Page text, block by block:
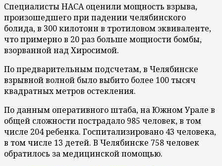
Специалисты НАСА оценили мощность взрыва,
произошедшего при падении челябинского
болида, в 300 килотонн в тротиловом эквиваленте,
что примерно в 20 раз больше мощности бомбы,
взорванной над Хиросимой.
По предварительным подсчетам, в Челябинске
взрывной волной было выбито более 100 тысяч
квадратных метров остекления.
По данным оперативного штаба, на Южном Урале в
общей сложности пострадало 985 человек, в том
числе 204 ребенка. Госпитализировано 43 человека,
в том числе 13 детей. В Челябинске 758 человек
обратилось за медицинской помощью.